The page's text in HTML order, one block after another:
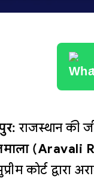
राजस्थान की
(Aravali
कोर्ट